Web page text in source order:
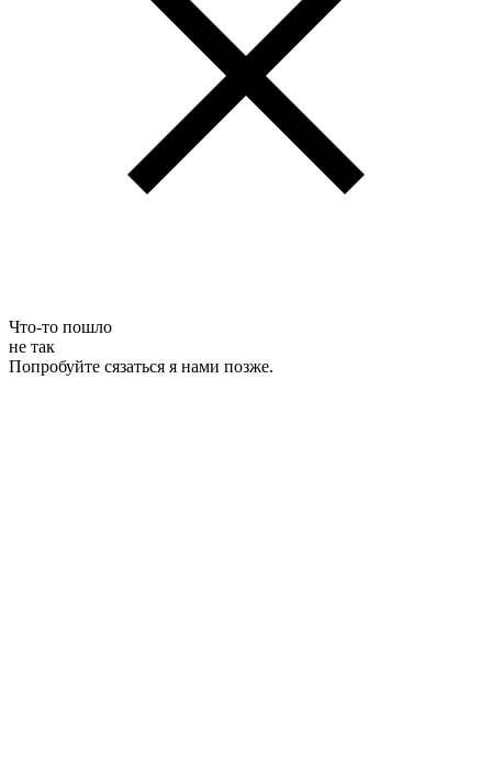
Что-то пошло
не так
Попробуйте сязаться я нами позже.